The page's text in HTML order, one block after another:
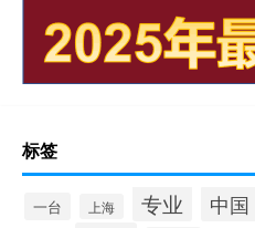
标签
一台 上海 专业 中国